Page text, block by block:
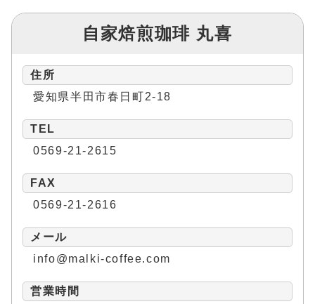
自家焙煎珈琲 丸喜
住所
愛知県半田市春日町2-18
TEL
0569-21-2615
FAX
0569-21-2616
メール
info@malki-coffee.com
営業時間